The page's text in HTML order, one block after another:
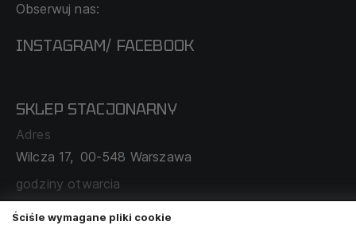
DOSTAWA I PŁATNOŚĆ
O NAS
MAPA SERWISU
ZAMÓWIENIA KORPORACYJNE
WSPÓŁPRACA Z PARTNERAMI
Obserwuj nas:
INSTAGRAM/ FACEBOOK
SKLEP STACJONARNY
Adres
Wilcza 17, 00-548 Warszawa
godziny otwarcia
poniedziałek - sobota: 11:00 - 19:00
Ściśle wymagane pliki cookie